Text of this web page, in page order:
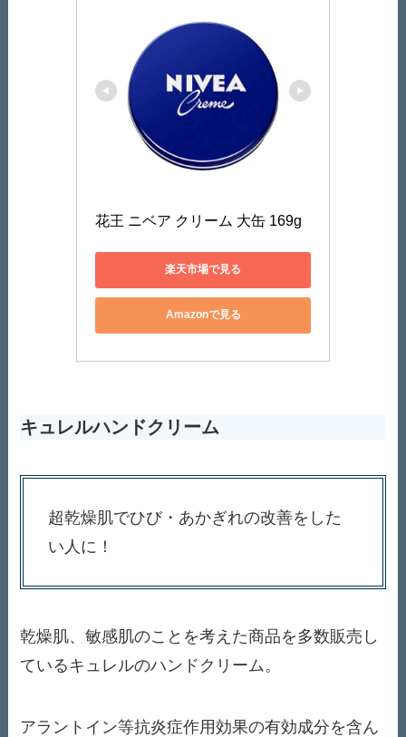
花王 ニベア クリーム 大缶 169g
楽天市場で見る
Amazonで見る
キュレルハンドクリーム
超乾燥肌でひび・あかぎれの改善をした
い人に！
乾燥肌、敏感肌のことを考えた商品を多数販売し
ているキュレルのハンドクリーム。
アラントイン等抗炎症作用効果の有効成分を含ん